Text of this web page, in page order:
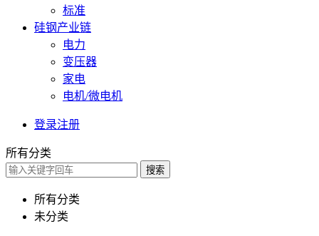
标准
硅钢产业链
电力
变压器
家电
电机/微电机
登录注册
所有分类
搜索
所有分类
未分类